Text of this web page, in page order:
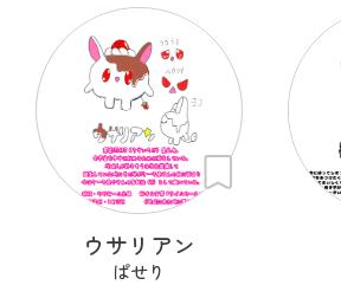
ウサリアン
ぱせり